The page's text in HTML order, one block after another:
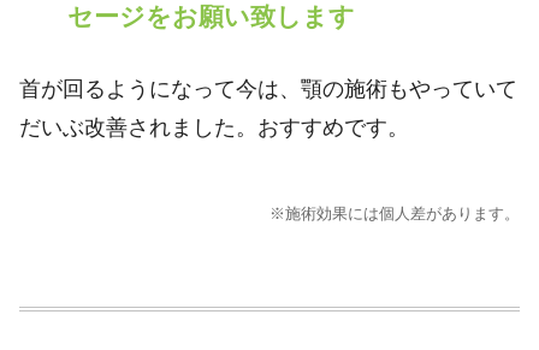
セージをお願い致します
首が回るようになって今は、顎の施術もやっていて
だいぶ改善されました。おすすめです。
※施術効果には個人差があります。